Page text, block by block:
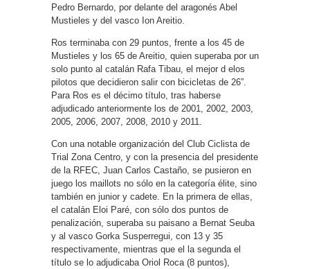
Pedro Bernardo, por delante del aragonés Abel
Mustieles y del vasco Ion Areitio.
Ros terminaba con 29 puntos, frente a los 45 de
Mustieles y los 65 de Areitio, quien superaba por un
solo punto al catalán Rafa Tibau, el mejor d elos
pilotos que decidieron salir con bicicletas de 26”.
Para Ros es el décimo título, tras haberse
adjudicado anteriormente los de 2001, 2002, 2003,
2005, 2006, 2007, 2008, 2010 y 2011.
Con una notable organización del Club Ciclista de
Trial Zona Centro, y con la presencia del presidente
de la RFEC, Juan Carlos Castaño, se pusieron en
juego los maillots no sólo en la categoría élite, sino
también en junior y cadete. En la primera de ellas,
el catalán Eloi Paré, con sólo dos puntos de
penalización, superaba su paisano a Bernat Seuba
y al vasco Gorka Susperregui, con 13 y 35
respectivamente, mientras que el la segunda el
título se lo adjudicaba Oriol Roca (8 puntos),